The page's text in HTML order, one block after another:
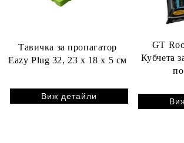
Тавичка за пропагатор
Eazy Plug 32, 23 x 18 x 5 см
Виж детайли
GT
Кубчета